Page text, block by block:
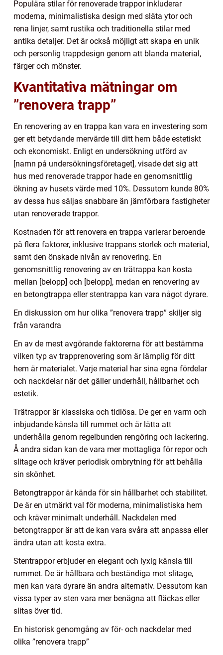
Populära stilar för renoverade trappor inkluderar
moderna, minimalistiska design med släta ytor och
rena linjer, samt rustika och traditionella stilar med
antika detaljer. Det är också möjligt att skapa en unik
och personlig trappdesign genom att blanda material,
färger och mönster.
Kvantitativa mätningar om
”renovera trapp”
En renovering av en trappa kan vara en investering som
ger ett betydande mervärde till ditt hem både estetiskt
och ekonomiskt. Enligt en undersökning utförd av
[namn på undersökningsföretaget], visade det sig att
hus med renoverade trappor hade en genomsnittlig
ökning av husets värde med 10%. Dessutom kunde 80%
av dessa hus säljas snabbare än jämförbara fastigheter
utan renoverade trappor.
Kostnaden för att renovera en trappa varierar beroende
på flera faktorer, inklusive trappans storlek och material,
samt den önskade nivån av renovering. En
genomsnittlig renovering av en trätrappa kan kosta
mellan [belopp] och [belopp], medan en renovering av
en betongtrappa eller stentrappa kan vara något dyrare.
En diskussion om hur olika ”renovera trapp” skiljer sig
från varandra
En av de mest avgörande faktorerna för att bestämma
vilken typ av trapprenovering som är lämplig för ditt
hem är materialet. Varje material har sina egna fördelar
och nackdelar när det gäller underhåll, hållbarhet och
estetik.
Trätrappor är klassiska och tidlösa. De ger en varm och
inbjudande känsla till rummet och är lätta att
underhålla genom regelbunden rengöring och lackering.
Å andra sidan kan de vara mer mottagliga för repor och
slitage och kräver periodisk ombrytning för att behålla
sin skönhet.
Betongtrappor är kända för sin hållbarhet och stabilitet.
De är en utmärkt val för moderna, minimalistiska hem
och kräver minimalt underhåll. Nackdelen med
betongtrappor är att de kan vara svåra att anpassa eller
ändra utan att kosta extra.
Stentrappor erbjuder en elegant och lyxig känsla till
rummet. De är hållbara och beständiga mot slitage,
men kan vara dyrare än andra alternativ. Dessutom kan
vissa typer av sten vara mer benägna att fläckas eller
slitas över tid.
En historisk genomgång av för- och nackdelar med
olika ”renovera trapp”